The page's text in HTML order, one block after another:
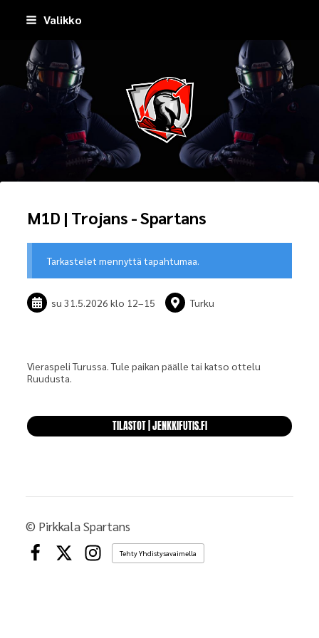
Siirry
sivun
sisältöön
Valikko
Pirkkala Spartans
M1D | Trojans - Spartans
Tarkastelet mennyttä tapahtumaa.
su 31.5.2026klo 12–15 Turku
Vieraspeli Turussa. Tule paikan päälle tai katso ottelu
Ruudusta.
TILASTOT | JENKKIFUTIS.FI
© Pirkkala Spartans
Instagram
Tehty Yhdistysavaimella